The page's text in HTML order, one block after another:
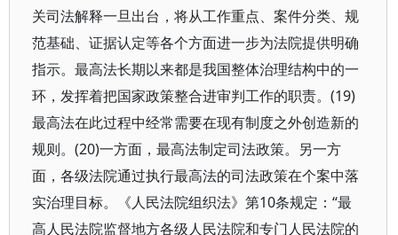
关司法解释一旦出台，将从工作重点、案件分类、规
范基础、证据认定等各个方面进一步为法院提供明确
指示。最高法长期以来都是我国整体治理结构中的一
环，发挥着把国家政策整合进审判工作的职责。(19)
最高法在此过程中经常需要在现有制度之外创造新的
规则。(20)一方面，最高法制定司法政策。另一方
面，各级法院通过执行最高法的司法政策在个案中落
实治理目标。《人民法院组织法》第10条规定：“最
高人民法院监督地方各级人民法院和专门人民法院的